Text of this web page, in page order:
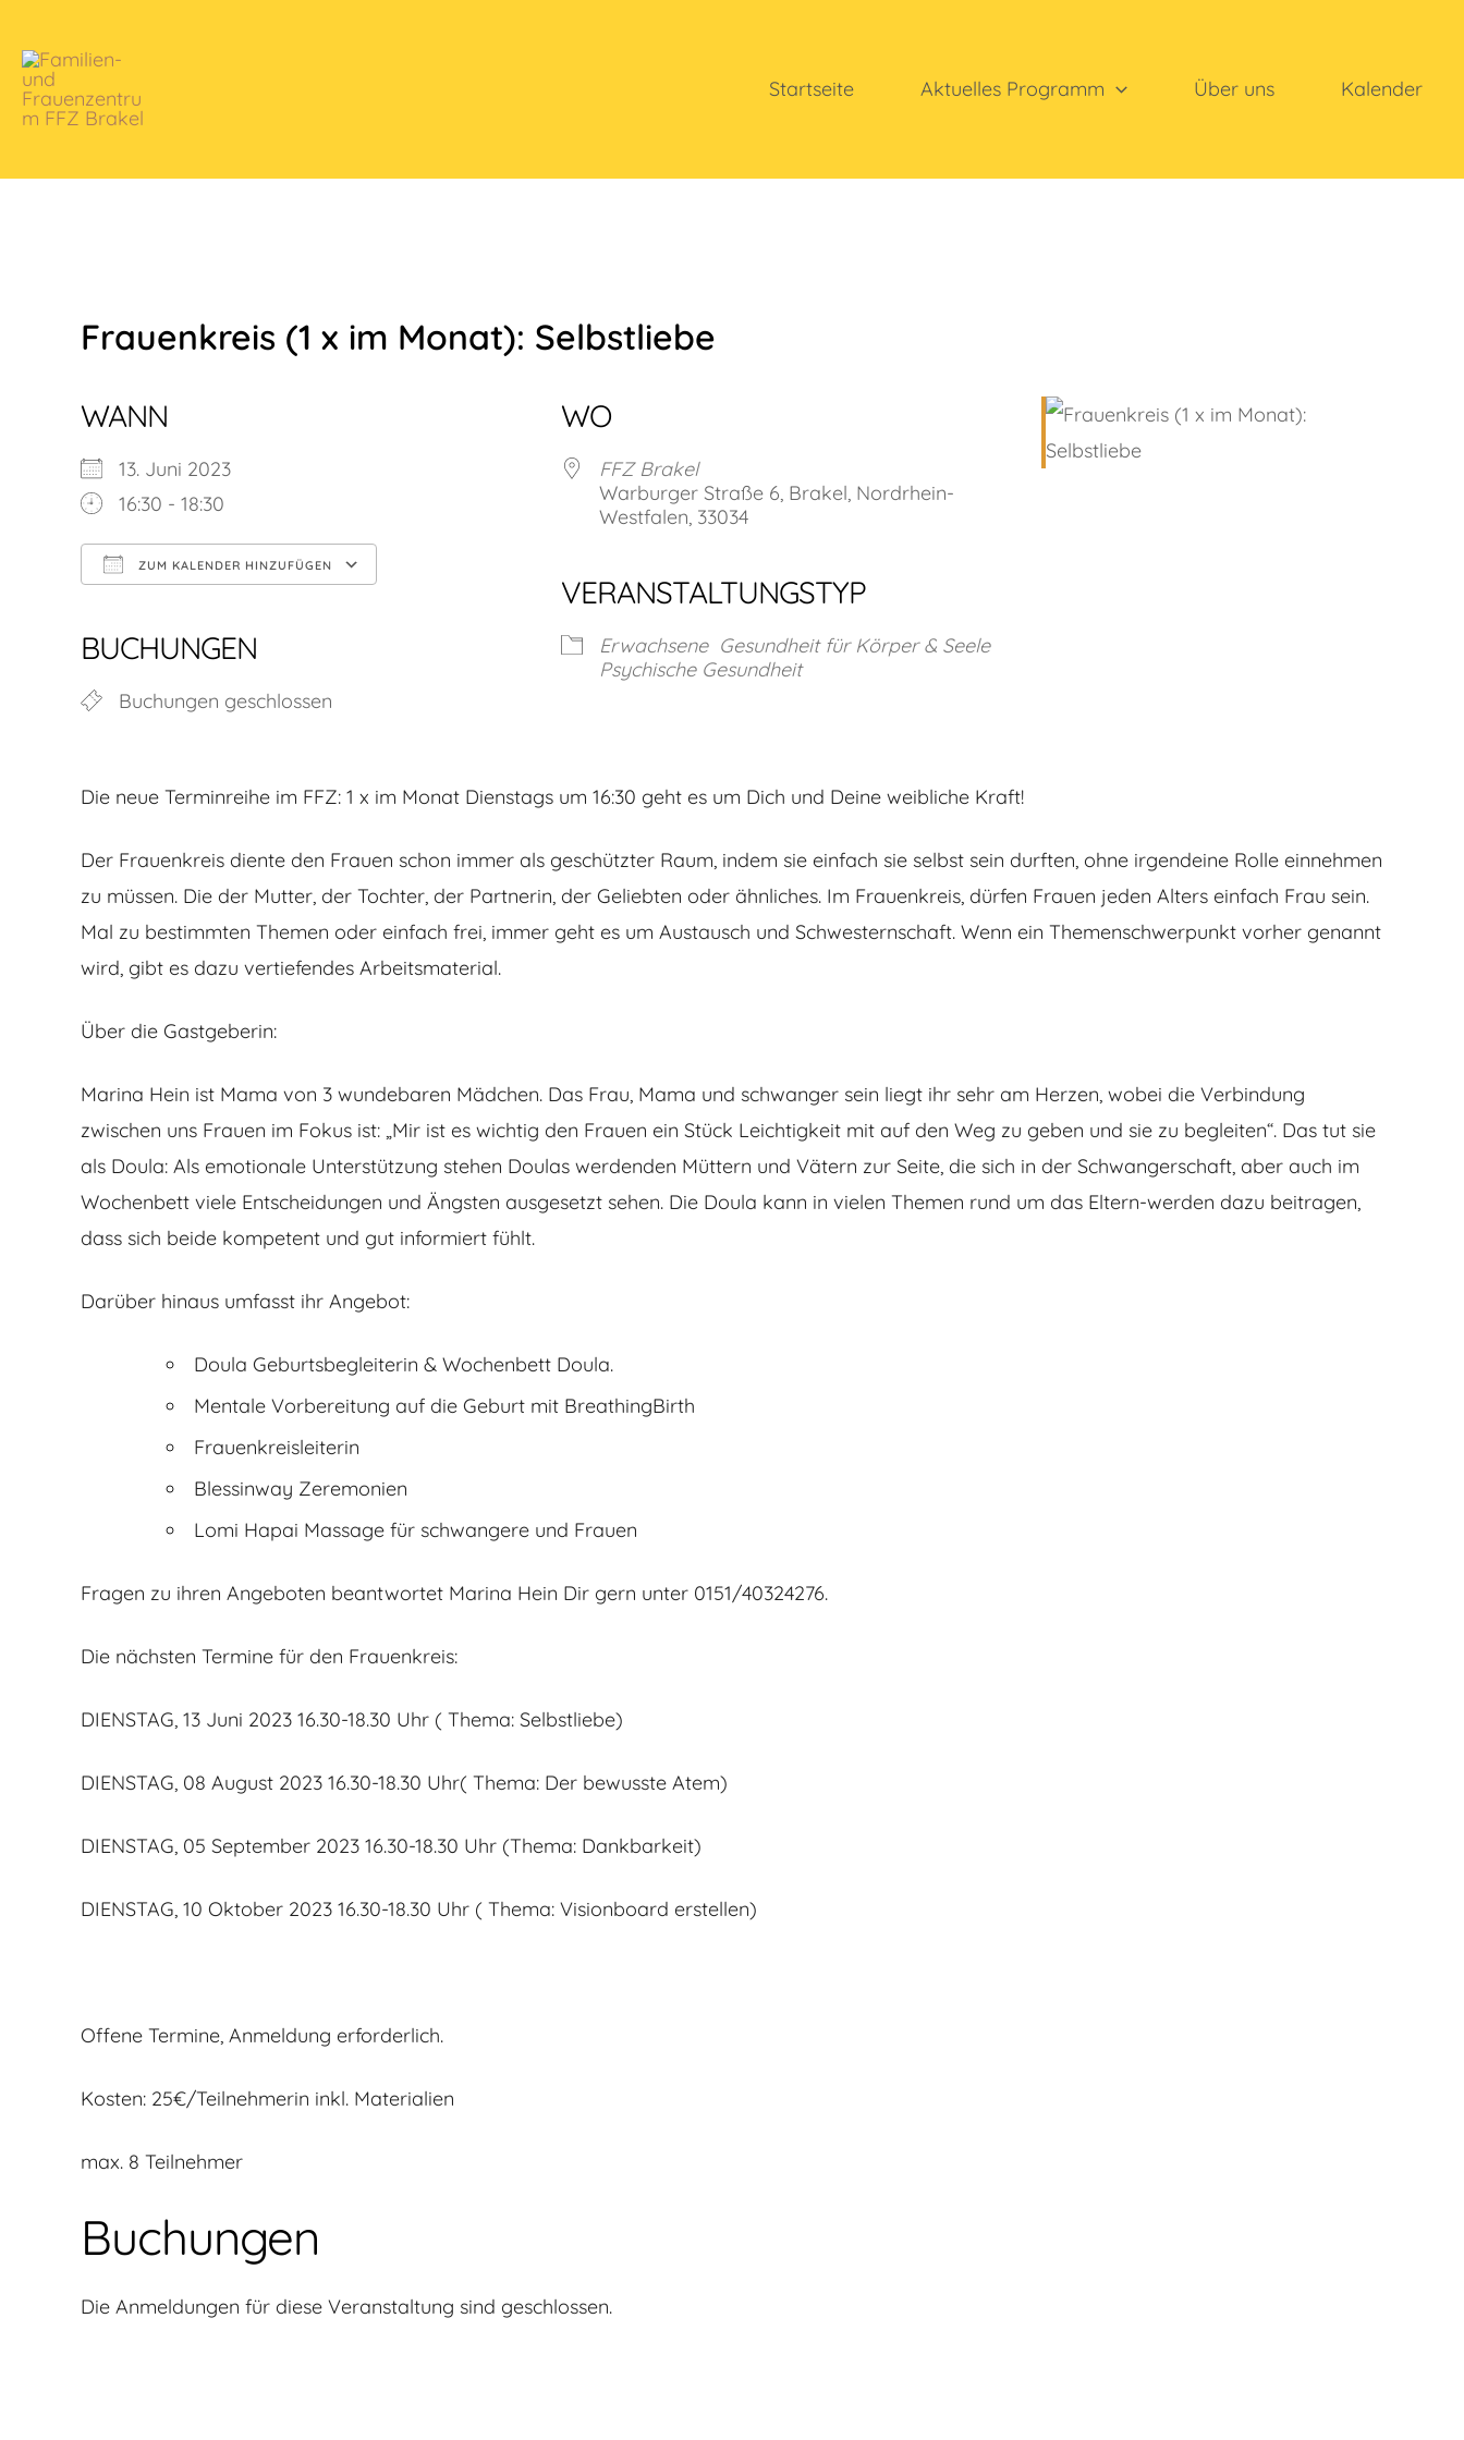
Inhalt
springen
Startseite Aktuelles Programm Über uns Kalender
Frauenkreis (1 x im Monat): Selbstliebe
WANN
13. Juni 2023
16:30 - 18:30
ZUM KALENDER HINZUFÜGEN
BUCHUNGEN
Buchungen geschlossen
WO
FFZ Brakel
Warburger Straße 6, Brakel, Nordrhein-
Westfalen, 33034
VERANSTALTUNGSTYP
Erwachsene Gesundheit für Körper & Seele
Psychische Gesundheit
Die neue Terminreihe im FFZ: 1 x im Monat Dienstags um 16:30 geht es um Dich und Deine weibliche Kraft!
Der Frauenkreis diente den Frauen schon immer als geschützter Raum, indem sie einfach sie selbst sein durften, ohne irgendeine Rolle einnehmen
zu müssen. Die der Mutter, der Tochter, der Partnerin, der Geliebten oder ähnliches. Im Frauenkreis, dürfen Frauen jeden Alters einfach Frau sein.
Mal zu bestimmten Themen oder einfach frei, immer geht es um Austausch und Schwesternschaft. Wenn ein Themenschwerpunkt vorher genannt
wird, gibt es dazu vertiefendes Arbeitsmaterial.
Über die Gastgeberin:
Marina Hein ist Mama von 3 wundebaren Mädchen. Das Frau, Mama und schwanger sein liegt ihr sehr am Herzen, wobei die Verbindung
zwischen uns Frauen im Fokus ist: „Mir ist es wichtig den Frauen ein Stück Leichtigkeit mit auf den Weg zu geben und sie zu begleiten“. Das tut sie
als Doula: Als emotionale Unterstützung stehen Doulas werdenden Müttern und Vätern zur Seite, die sich in der Schwangerschaft, aber auch im
Wochenbett viele Entscheidungen und Ängsten ausgesetzt sehen. Die Doula kann in vielen Themen rund um das Eltern-werden dazu beitragen,
dass sich beide kompetent und gut informiert fühlt.
Darüber hinaus umfasst ihr Angebot:
Doula Geburtsbegleiterin & Wochenbett Doula.
Mentale Vorbereitung auf die Geburt mit BreathingBirth
Frauenkreisleiterin
Blessinway Zeremonien
Lomi Hapai Massage für schwangere und Frauen
Fragen zu ihren Angeboten beantwortet Marina Hein Dir gern unter 0151/40324276.
Die nächsten Termine für den Frauenkreis:
DIENSTAG, 13 Juni 2023 16.30-18.30 Uhr ( Thema: Selbstliebe)
DIENSTAG, 08 August 2023 16.30-18.30 Uhr( Thema: Der bewusste Atem)
DIENSTAG, 05 September 2023 16.30-18.30 Uhr (Thema: Dankbarkeit)
DIENSTAG, 10 Oktober 2023 16.30-18.30 Uhr ( Thema: Visionboard erstellen)
Offene Termine, Anmeldung erforderlich.
Kosten: 25€/Teilnehmerin inkl. Materialien
max. 8 Teilnehmer
Buchungen
Die Anmeldungen für diese Veranstaltung sind geschlossen.